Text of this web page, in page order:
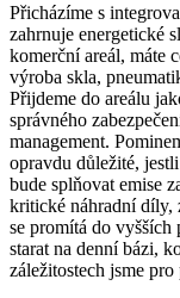
Přicházíme s
zahrnuje energetické
komerční areál, máte
výroba skla,
Přijdeme do areálu
správného
management.
opravdu důležité,
bude splňovat emise
kritické náhradní díly,
se promítá do vyšších
starat na denní bázi,
záležitostech jsme